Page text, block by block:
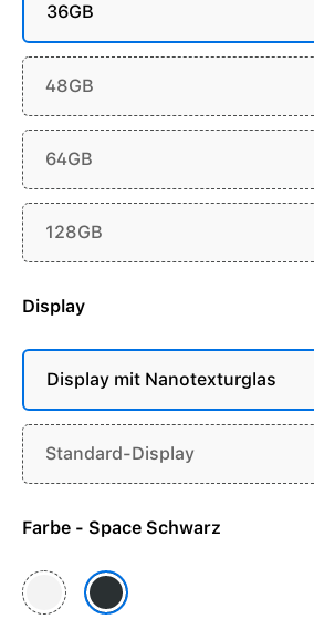
36GB
48GB
64GB
128GB
Display
Display mit Nanotexturglas
Standard-Display
Farbe - Space Schwarz
Silber Space Schwarz